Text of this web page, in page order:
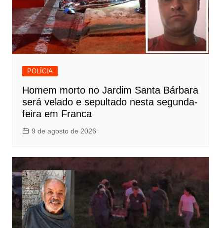
POLÍCIA
Homem morto no Jardim Santa Bárbara
será velado e sepultado nesta segunda-
feira em Franca
9 de agosto de 2026